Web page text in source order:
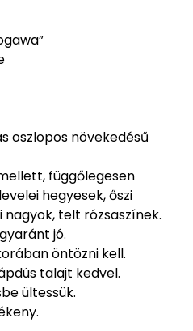
oszlopos növekedésű
függőlegesen
hegyesek, őszi
telt rózsaszínek.
jó.
öntözni kell.
talajt kedvel.
ültessük.